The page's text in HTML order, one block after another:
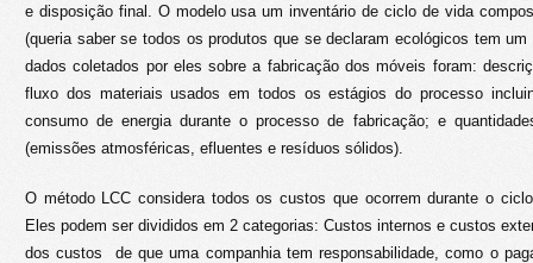
e disposição final. O modelo usa um inventário de ciclo de vida
(queria saber se todos os produtos que se declaram ecológicos tem
dados coletados por eles sobre a fabricação dos móveis foram:
fluxo dos materiais usados em todos os estágios do processo
consumo de energia durante o processo de fabricação; e
(emissões atmosféricas, efluentes e resíduos sólidos).
O método LCC considera todos os custos que ocorrem durante o
Eles podem ser divididos em 2 categorias: Custos internos e custos
dos custos de que uma companhia tem responsabilidade, como o